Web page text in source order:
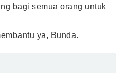
bagi semua orang untuk
ya, Bunda.